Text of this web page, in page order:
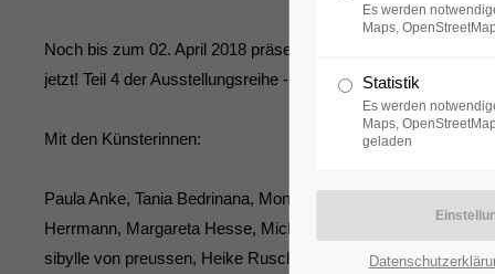
Noch bis zum 02. April 2018 präsentiert Ann Noël ihre Werke
jetzt! Teil 4 der Ausstellungsreihe - 150 Jahre Verein der
Mit den Künsterinnen:
Paula Anke, Tania Bedrinana, Monika Brachmann, Alke
Herrmann, Margareta Hesse, Michelle Jezierski, Friedericke
sibylle von preussen, Heike Ruschmeyer, Susanne
Es werden
Maps,
Statistik
Es werden
Maps,
geladen